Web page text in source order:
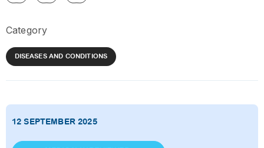
Category
DISEASES AND CONDITIONS
12 SEPTEMBER 2025